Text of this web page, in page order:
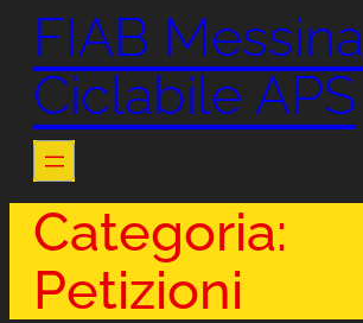
FIAB Messina
Ciclabile APS
Categoria:
Petizioni